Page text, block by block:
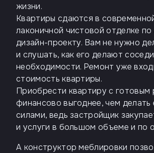
жизни.
Квартиры сдаются в
лаконичной чистовой отделке
дизайн-проекту. Вам не нужно
и слушать, как его делают
необходимости. Ремонт уже
стоимость квартиры.
Приобрести квартиру с готовым
финансово выгоднее, чем делать
силами, ведь застройщик
и услуги в большом объеме и по
А конструктор меблировки